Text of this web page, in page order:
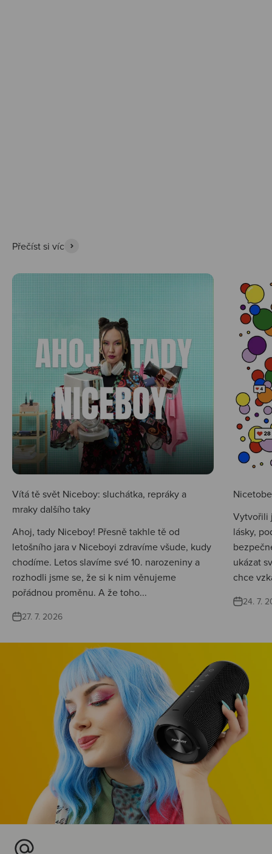
Přečíst si víc
Vítá tě svět Niceboy: sluchátka, repráky a
mraky dalšího taky
Ahoj, tady Niceboy! Přesně takhle tě od
letošního jara v Niceboyi zdravíme všude, kudy
chodíme. Letos slavíme své 10. narozeniny a
rozhodli jsme se, že si k nim věnujeme
pořádnou proměnu. A že toho...
27. 7. 2026
Vytvořili
lásky,
ukázat
chce
24. 7.